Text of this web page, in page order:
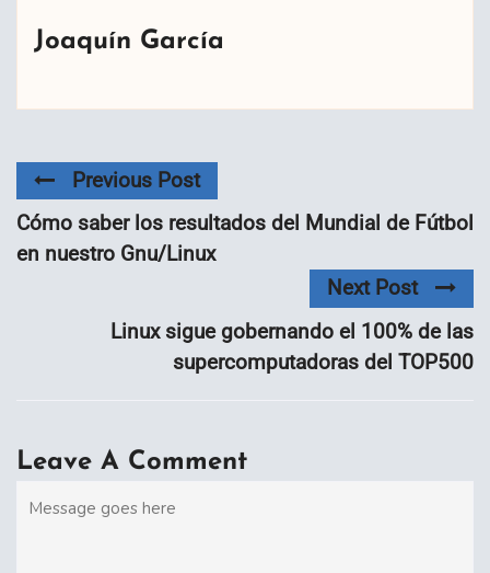
Joaquín García
Previous Post
Cómo saber los resultados del Mundial de Fútbol
en nuestro Gnu/Linux
Next Post
Linux sigue gobernando el 100% de las
supercomputadoras del TOP500
Leave A Comment